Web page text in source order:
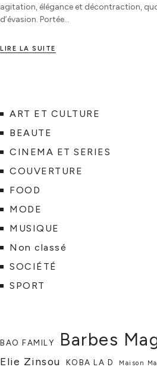
agitation, élégance et décontraction,
d’évasion. Portée…
LIRE LA SUITE
ART ET CULTURE
BEAUTE
CINEMA ET SERIES
COUVERTURE
FOOD
MODE
MUSIQUE
Non classé
SOCIÉTÉ
SPORT
BAO FAMILY Barbes
Elie Zinsou KOBA LA D Maison